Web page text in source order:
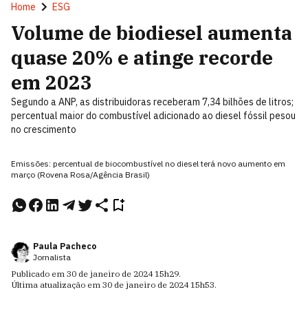
Home ESG
Volume de biodiesel aumenta
quase 20% e atinge recorde
em 2023
Segundo a ANP, as distribuidoras receberam 7,34 bilhões de litros;
percentual maior do combustível adicionado ao diesel fóssil pesou
no crescimento
Emissões: percentual de biocombustível no diesel terá novo aumento em
março (Rovena Rosa/Agência Brasil)
Paula Pacheco
Jornalista
Publicado em 30 de janeiro de 2024 15h29.
Última atualização em 30 de janeiro de 2024 15h53.